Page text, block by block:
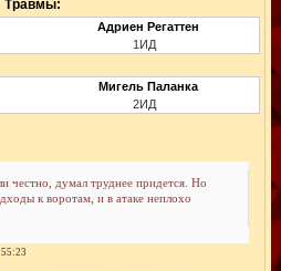
Травмы:
Адриен Регаттен
1ИД
Мигель Паланка
2ИД
честно, думал труднее придется. Но
к воротам, и в атаке неплохо